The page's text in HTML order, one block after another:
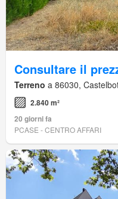
Consultare il
Terreno a 86030,
2.840 m²
20 giorni fa
PCASE - CENTRO AFFARI